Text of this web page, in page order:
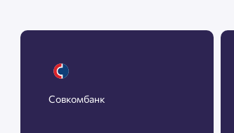
Совкомбанк